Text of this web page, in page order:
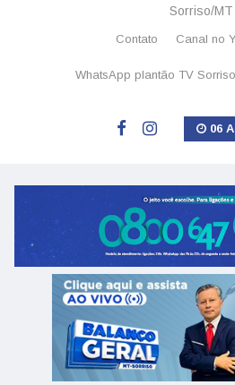
Sorriso/MT
Contato Canal no
WhatsApp plantão TV
06